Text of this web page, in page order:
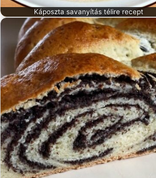
Káposzta savanyítás télire recept